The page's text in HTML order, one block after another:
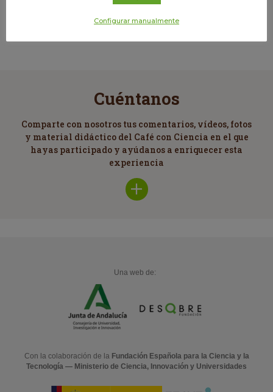
Ecología forestal, conocimiento de
Cuéntanos
Comparte con nosotros tus comentarios, vídeos, fotos
y material didáctico del Café con Ciencia en el que
hayas participado y ayúdanos a enriquecer esta
experiencia
Una web de:
Con la colaboración de la Fundación Española para la Ciencia y la
Tecnología — Ministerio de Ciencia, Innovación y Universidades
Configurar manualmente